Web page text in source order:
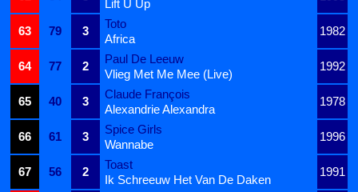
Lift U Up
63
79 3
Toto
1982
Africa
64
77 2
Paul De Leeuw
1992
Vlieg Met Me Mee (Live)
65
40 3
Claude François
1978
Alexandrie Alexandra
66
61 3
Spice Girls
1996
Wannabe
67
56 2
Toast
1991
Ik Schreeuw Het Van De Daken